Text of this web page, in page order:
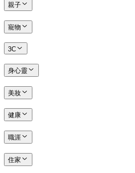
親子
寵物
3C
身心靈
美妝
健康
職涯
住家